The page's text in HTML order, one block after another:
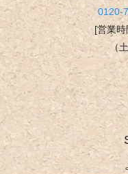
0120-
[営業時間
（